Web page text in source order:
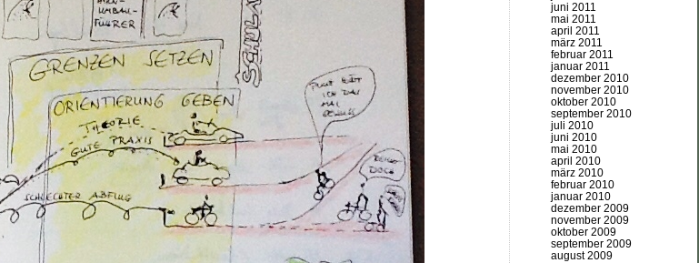
juni 2011
mai 2011
april 2011
märz 2011
februar 2011
januar 2011
dezember 2010
november 2010
oktober 2010
september 2010
juli 2010
juni 2010
mai 2010
april 2010
märz 2010
februar 2010
januar 2010
dezember 2009
november 2009
oktober 2009
september 2009
august 2009